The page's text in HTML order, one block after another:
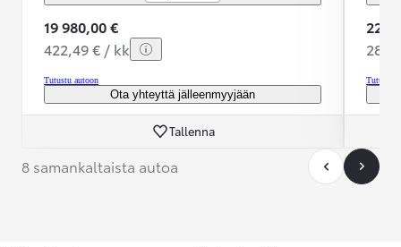
19 980,00 €
422,49 € / kk
Tutustu autoon
Ota yhteyttä jälleenmyyjään
Tallenna
22
Tutustu
8 samankaltaista autoa